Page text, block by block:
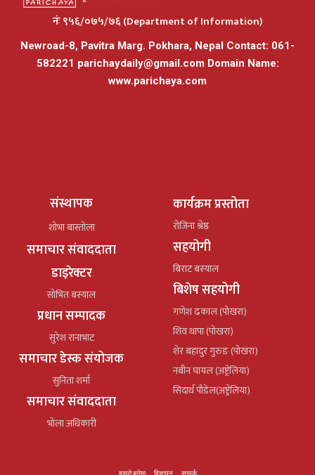
नंः ९५६/०७५/७६ (Department of Information)
Newroad-8, Pavitra Marg. Pokhara, Nepal Contact: 061-
582221 parichaydaily@gmail.comDomain Name:
www.parichaya.com
संस्थापक
शोभा बास्तोला
समाचार संवाददाता
डाइरेक्टर
सोभित बस्याल
प्रधान सम्पादक
सुरेश रानाभाट
समाचार डेस्क संयोजक
सुनिता शर्मा
समाचार संवाददाता
भोला अधिकारी
कार्यक्रम प्रस्तोता
रोजिना श्रेष्ठ
सहयोगी
बिराट बस्याल
बिशेष सहयोगी
गणेश ढकाल (पोखरा)
शिव थापा (पोखरा)
शेर बहादुर गुरुङ (पोखरा)
नबीन घायल (अष्ट्रेलिया)
सिदार्थ पौडेल(अष्ट्रेलिया)